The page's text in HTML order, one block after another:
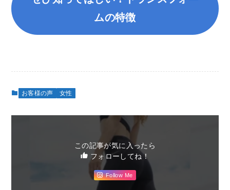
ムの特徴
お客様の声 女性
この記事が気に入ったら
フォローしてね！
Follow Me